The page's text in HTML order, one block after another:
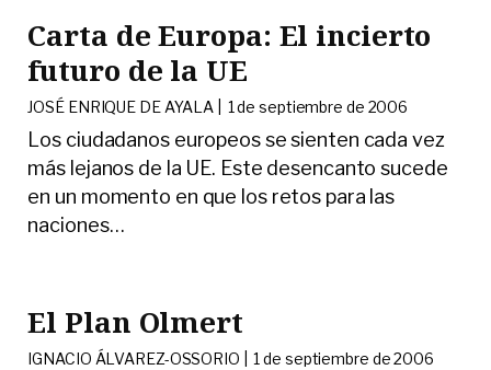
Carta de Europa: El incierto
futuro de la UE
JOSÉ ENRIQUE DE AYALA | 1 de septiembre de 2006
Los ciudadanos europeos se sienten cada vez
más lejanos de la UE. Este desencanto sucede
en un momento en que los retos para las
naciones…
El Plan Olmert
IGNACIO ÁLVAREZ-OSSORIO |1 de septiembre de 2006